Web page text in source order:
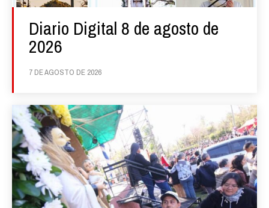
Diario Digital 8 de agosto de
2026
7 DE AGOSTO DE 2026